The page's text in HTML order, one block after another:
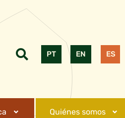
PT EN ES
Quiénes somos